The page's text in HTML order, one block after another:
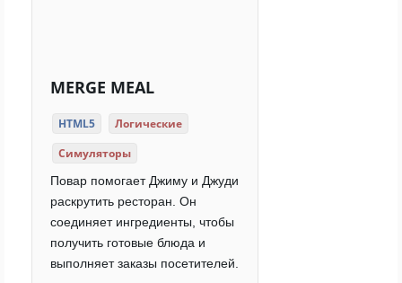
MERGE MEAL
HTML5
Логические
Симуляторы
Повар помогает Джиму и Джуди
раскрутить ресторан. Он
соединяет ингредиенты, чтобы
получить готовые блюда и
выполняет заказы посетителей.